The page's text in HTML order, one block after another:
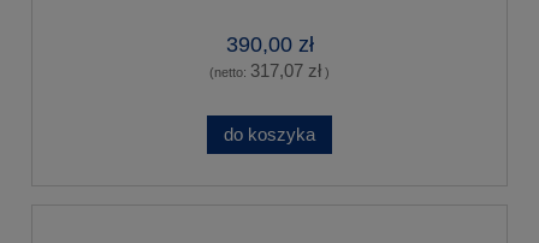
390,00 zł
(netto: 317,07 zł )
do koszyka